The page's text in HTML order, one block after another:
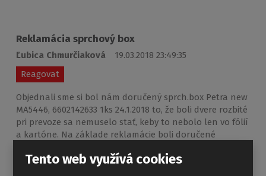
Reklamácia sprchový box
Ľubica Chmurčiaková
19.03.2018 23:49:35
Reagovat
Objednali sme si bol nám doručený sprch.box Petra new
MA5446, 6602142633 1ks 24.1.2018 to, že boli dvere rozbité
pri prevoze sa nemuselo stať, keby to nebolo len vo fólií
a kartóne. Na základe reklamácie boli doručené
priloženého návodu, postup sme dodržali, ale diely 6,7 a
Tento web využívá cookies